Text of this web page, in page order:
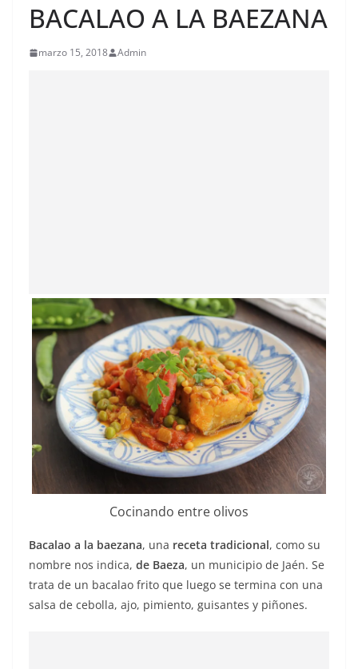
BACALAO A LA BAEZANA
marzo 15, 2018 Admin
Cocinando entre olivos
Bacalao a la baezana, una receta tradicional, como su
nombre nos indica, de Baeza, un municipio de Jaén. Se
trata de un bacalao frito que luego se termina con una
salsa de cebolla, ajo, pimiento, guisantes y piñones.